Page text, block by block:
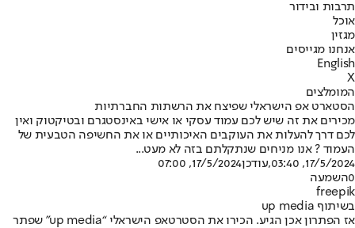
תרבות ובידור
אוכל
מגזין
אנחנו מגייסים
English
X
המומלצים
הסטארט אפ הישראלי שפיצח את הרשתות החברתיות
מכירים את זה שיש לכם עמוד עסקי או אישי באינסטגרם ובטיקטוק ואין
לכם דרך להעלות את העוקבים האיכותיים או את החשיפה הטבעית של
העמוד ? אנו מניחים שנתקלתם בזה לא מעט...
17/5/2024, 03:40
,עודכן17/5/2024, 07:00
0השמעה
freepik
בשיתוף up media
אז הפתרון אכן הגיע. הכירו את הסטרטאפ הישראלי “up media” שפתר